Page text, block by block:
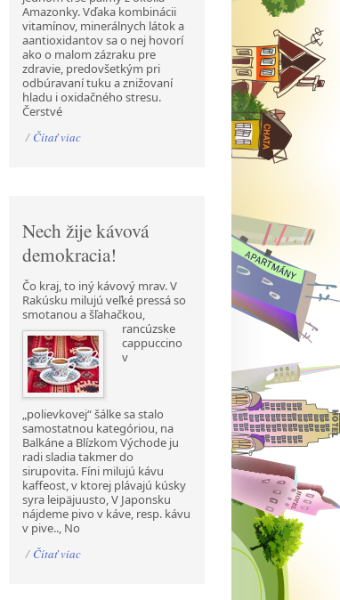
Amazonky. Vďaka kombinácii
vitamínov, minerálnych látok a
aantioxidantov sa o nej hovorí
ako o malom zázraku pre
zdravie, predovšetkým pri
odbúravaní tuku a znižovaní
hladu i oxidačného stresu.
Čerstvé
/ Čítať viac
Nech žije kávová
demokracia!
Čo kraj, to iný kávový mrav. V
Rakúsku milujú veľké pressá so
smotanou a šľahačkou,
rancúzske
cappuccino
v
„polievkovej“ šálke sa stalo
samostatnou kategóriou, na
Balkáne a Blízkom Východe ju
radi sladia takmer do
sirupovita. Fíni milujú kávu
kaffeost, v ktorej plávajú kúsky
syra leipäjuusto, V Japonsku
nájdeme pivo v káve, resp. kávu
v pive.., No
/ Čítať viac